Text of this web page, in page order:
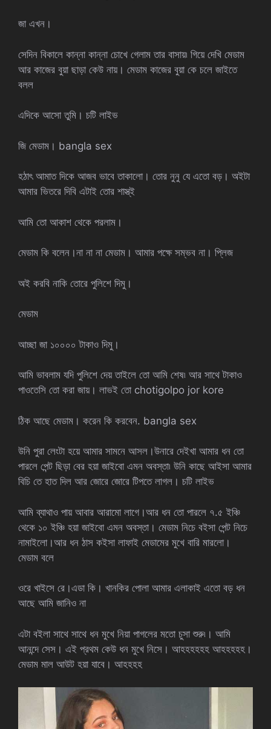
জা এখন।
সেদিন বিকালে কান্না কান্না চোখে গেলাম তার বাসায়৷ গিয়ে দেখি মেডাম
আর কাজের বুয়া ছাড়া কেউ নায়। মেডাম কাজের বুয়া কে চলে জাইতে
বলল
এদিকে আসো তুমি। চটি লাইভ
জি মেডাম। bangla sex
হঠাৎ আমাত দিকে আজব ভাবে তাকালো। তোর নুনু যে এতো বড়। অইটা
আমার ভিতরে দিবি এটাই তোর শাস্ত্ই
আমি তো আকাশ থেকে পরলাম।
মেডাম কি বলেন।না না না মেডাম। আমার পক্ষে সম্ভব না। প্লিজ
অই করবি নাকি তোরে পুলিশে দিমু।
মেডাম
আচ্ছা জা ১০০০০ টাকাও দিমু।
আমি ভাবলাম যদি পুলিশে দেয় তাইলে তো আমি শেষ৷ আর সাথে টাকাও
পাওতেসি তো করা জায়। লাভই তো chotigolpo jor kore
ঠিক আছে মেডাম। করেন কি করবেন. bangla sex
উনি পুরা লেংটা হয়ে আমার সামনে আসল।উনারে দেইখা আমার ধন তো
পারলে পেন্ট ছিড়া বের হয়া জাইবো এমন অবস্তা৷ উনি কাছে আইসা আমার
বিচি তে হাত দিল আর জোরে জোরে টিপতে লাগল। চটি লাইভ
আমি ব্যাথাও পায় আবার আরামো লাগে।আর ধন তো পারলে ৭.৫ ইঞ্চি
থেকে ১০ ইঞ্চি হয়া জাইবো এমন অবস্তা। মেডাম নিচে বইসা পেন্ট নিচে
নামাইলো।আর ধন ঠাস কইসা লাফাই মেডামের মুখে বারি মারলো।
মেডাম বলে
ওরে খাইসে রে।এডা কি। খানকির পোলা আমার এলাকাই এতো বড় ধন
আছে আমি জানিও না
এটা বইলা সাথে সাথে ধন মুখে নিয়া পাগলের মতো চুসা শুরু৷। আমি
আনন্দে সেস। এই প্রথম কেউ ধন মুখে নিসে। আহহহহহহ আহহহহহ।
মেডাম মাল আউট হয়া যাবে। আহহহহ